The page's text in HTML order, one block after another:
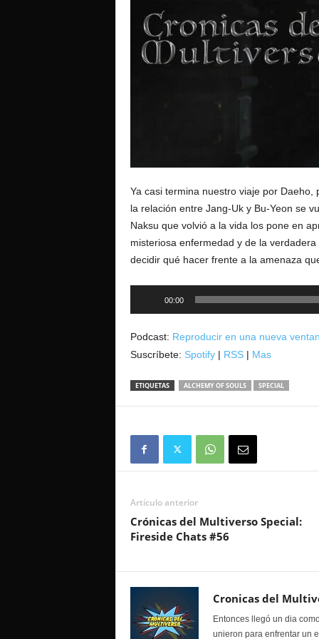
Ya casi termina nuestro viaje por
la relación entre Jang-Uk y Bu-Yeon se
Naksu que volvió a la vida los pone en
misteriosa enfermedad y de la
decidir qué hacer frente a la amenaza
00:00
Podcast: Reproducir en una nueva
Suscríbete: Spotify| RSS| Mas
ETIQUETAS ALCHEMY OF SOULS SPECIAL
Artículo anterior
Crónicas del Multiverso Special:
Fireside Chats #56
Cronicas del
Entonces llegó un dia
unieron para enfrentar un